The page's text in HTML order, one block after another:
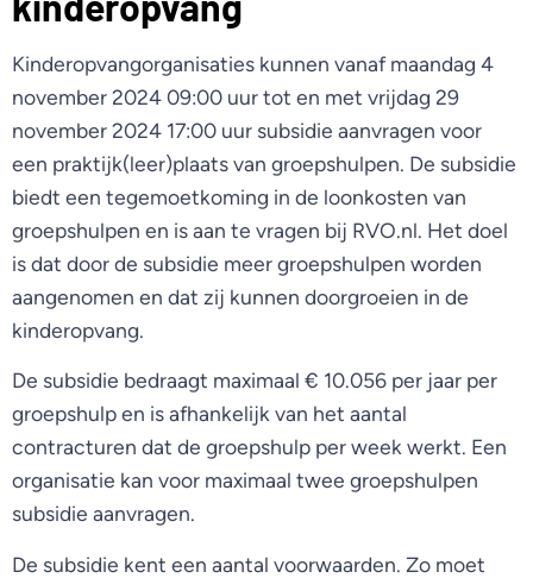
Kinderopvangorganisaties kunnen vanaf maandag 4
november 2024 09:00 uur tot en met vrijdag 29
november 2024 17:00 uur subsidie aanvragen voor
een praktijk(leer)plaats van groepshulpen. De subsidie
biedt een tegemoetkoming in de loonkosten van
groepshulpen en is aan te vragen bij RVO.nl. Het doel
is dat door de subsidie meer groepshulpen worden
aangenomen en dat zij kunnen doorgroeien in de
kinderopvang.
De subsidie bedraagt maximaal € 10.056 per jaar per
groepshulp en is afhankelijk van het aantal
contracturen dat de groepshulp per week werkt. Een
organisatie kan voor maximaal twee groepshulpen
subsidie aanvragen.
De subsidie kent een aantal voorwaarden. Zo moet